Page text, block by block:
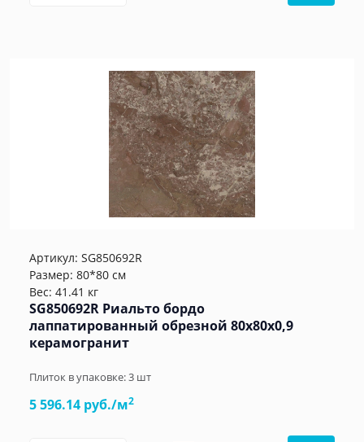
Артикул: SG850692R
Размер: 80*80 см
Вес: 41.41 кг
SG850692R Риальто бордо
лаппатированный обрезной 80x80x0,9
керамогранит
Плиток в упаковке:3 шт
5 596.14 руб./м2